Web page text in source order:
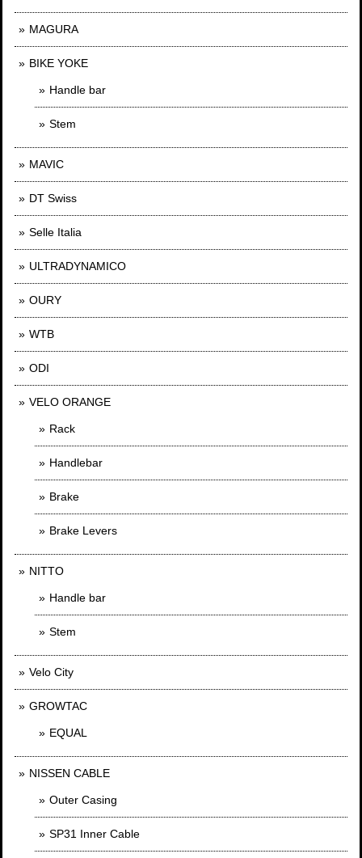
MAGURA
BIKE YOKE
Handle bar
Stem
MAVIC
DT Swiss
Selle Italia
ULTRADYNAMICO
OURY
WTB
ODI
VELO ORANGE
Rack
Handlebar
Brake
Brake Levers
NITTO
Handle bar
Stem
Velo City
GROWTAC
EQUAL
NISSEN CABLE
Outer Casing
SP31 Inner Cable